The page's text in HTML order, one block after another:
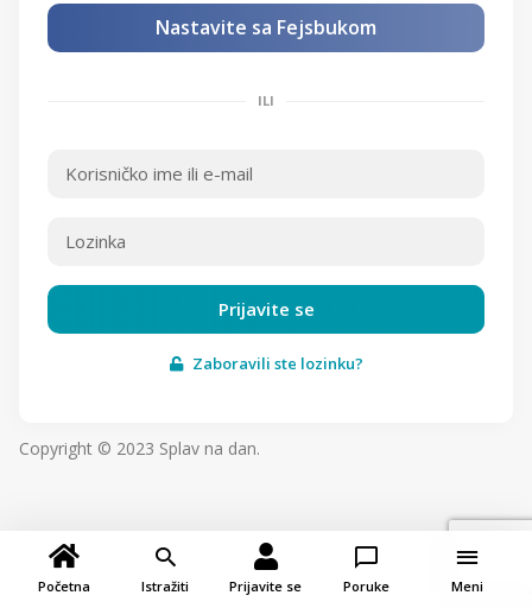
Nastavite sa Fejsbukom
ILI
Prijavite se
Zaboravili ste lozinku?
Copyright © 2023 Splav na dan.
Početna Istražiti Prijavite se Poruke Meni